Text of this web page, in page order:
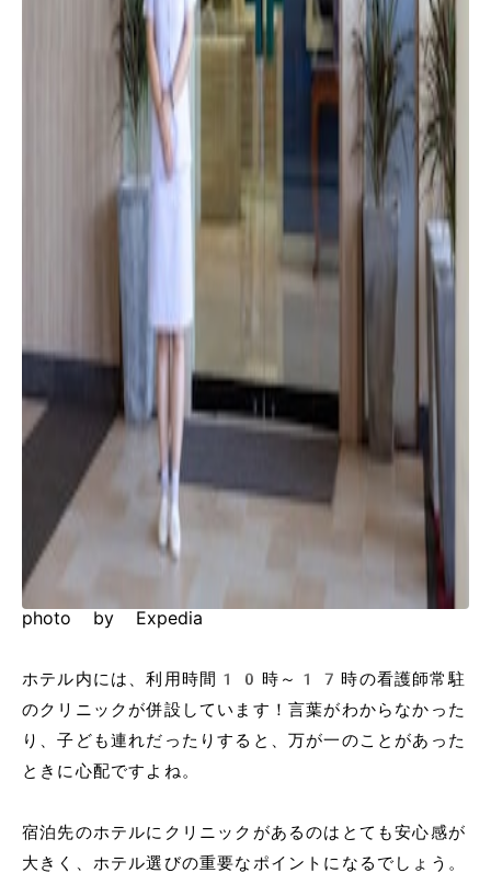
photo by Expedia
ホテル内には、利用時間10時～17時の看護師常駐
のクリニックが併設しています！言葉がわからなかった
り、子ども連れだったりすると、万が一のことがあった
ときに心配ですよね。
宿泊先のホテルにクリニックがあるのはとても安心感が
大きく、ホテル選びの重要なポイントになるでしょう。